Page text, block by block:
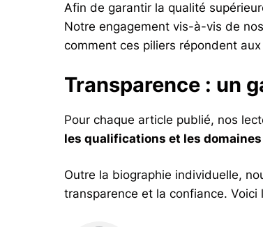
Afin de garantir la qualité
Notre engagement vis-à-vis de
comment ces piliers répondent
Transparence : un
Pour chaque article publié, nos
les qualifications et les domaines
Outre la biographie individuelle,
transparence et la confiance. Voici